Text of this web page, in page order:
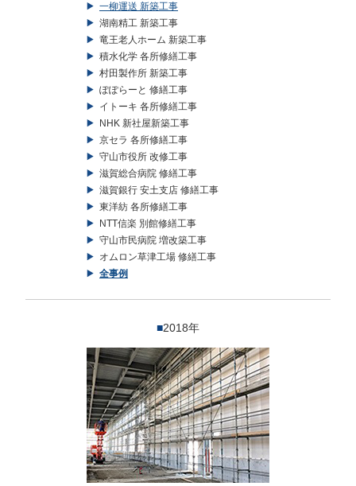
一柳運送 新築工事
湖南精工 新築工事
竜王老人ホーム 新築工事
積水化学 各所修繕工事
村田製作所 新築工事
ぽぽらーと 修繕工事
イトーキ 各所修繕工事
NHK 新社屋新築工事
京セラ 各所修繕工事
守山市役所 改修工事
滋賀総合病院 修繕工事
滋賀銀行 安土支店 修繕工事
東洋紡 各所修繕工事
NTT信楽 別館修繕工事
守山市民病院 増改築工事
オムロン草津工場 修繕工事
全事例
■2018年